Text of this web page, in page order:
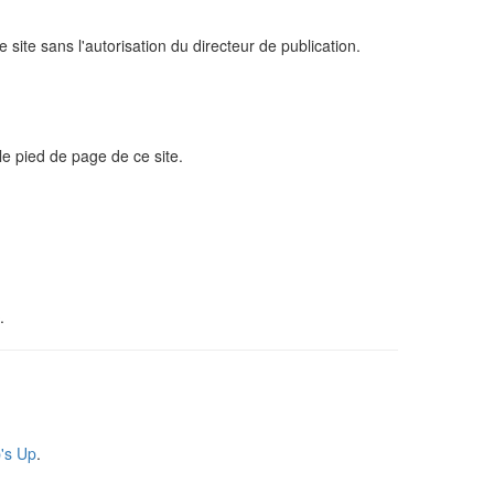
sans l'autorisation du directeur de publication.
pied de page de ce site.
Up.